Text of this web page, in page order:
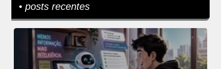
• posts recentes